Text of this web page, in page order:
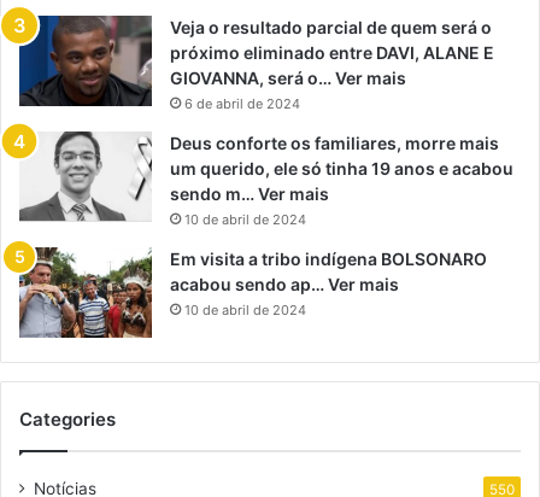
Veja o resultado parcial de quem será o
próximo eliminado entre DAVI, ALANE E
GIOVANNA, será o… Ver mais
6 de abril de 2024
Deus conforte os familiares, morre mais
um querido, ele só tinha 19 anos e acabou
sendo m… Ver mais
10 de abril de 2024
Em visita a tribo indígena BOLSONARO
acabou sendo ap… Ver mais
10 de abril de 2024
Categories
Notícias 550